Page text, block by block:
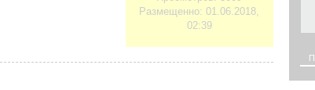
Размещенно: 01.06.2018,
02:39